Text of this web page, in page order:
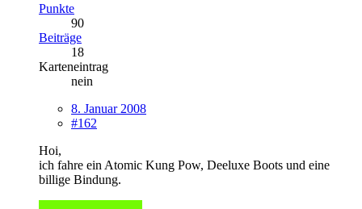
Punkte
90
Beiträge
18
Karteneintrag
nein
8. Januar 2008
#162
Hoi,
ich fahre ein Atomic Kung Pow, Deeluxe Boots und eine
billige Bindung.